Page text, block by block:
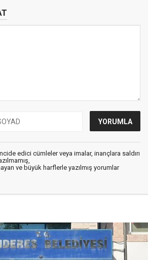
edici cümleler veya imalar, inançlara saldırı
ve büyük harflerle yazılmış yorumlar